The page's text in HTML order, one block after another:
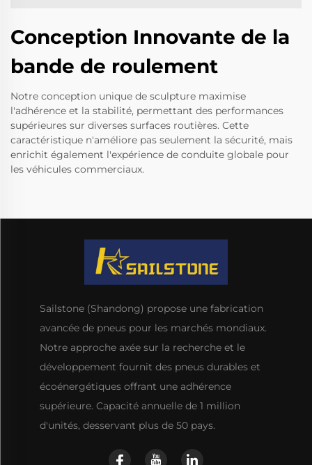
Conception Innovante de la
bande de roulement
Notre conception unique de sculpture maximise
l'adhérence et la stabilité, permettant des performances
supérieures sur diverses surfaces routières. Cette
caractéristique n'améliore pas seulement la sécurité, mais
enrichit également l'expérience de conduite globale pour
les véhicules commerciaux.
Sailstone (Shandong) propose une fabrication
avancée de pneus pour les marchés mondiaux.
Notre approche axée sur la recherche et le
développement fournit des pneus durables et
écoénergétiques offrant une adhérence
supérieure. Capacité annuelle de 1 million
d'unités, desservant plus de 50 pays.